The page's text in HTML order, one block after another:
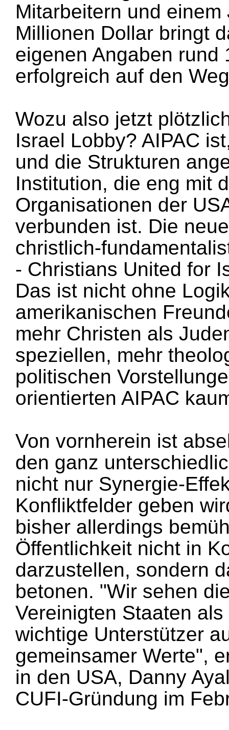
Mitarbeitern und
Millionen Dollar bringt
eigenen Angaben rund
erfolgreich auf den
Wozu also jetzt
Israel Lobby? AIPAC
und die Strukturen
Institution, die eng mit
Organisationen der
verbunden ist. Die
christlich-
- Christians United for
Das ist nicht ohne
amerikanischen
mehr Christen als
speziellen, mehr
politischen
orientierten AIPAC
Von vornherein ist
den ganz
nicht nur Synergie-
Konfliktfelder geben
bisher allerdings
Öffentlichkeit nicht in
darzustellen, sondern
betonen. "Wir sehen
Vereinigten Staaten
wichtige Unterstützer
gemeinsamer Werte",
in den USA, Danny
CUFI-Gründung im